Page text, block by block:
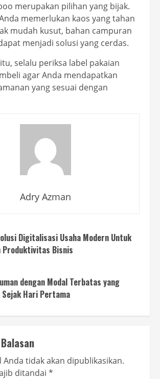
merupakan pilihan yang bijak.
memerlukan kaos yang tahan
mudah kusut, bahan campuran
menjadi solusi yang cerdas.
selalu periksa label pakaian
agar Anda mendapatkan
yang sesuai dengan
Adry Azman
Digitalisasi Usaha Modern Untuk
Produktivitas Bisnis
dengan Modal Terbatas yang
Hari Pertama
Anda tidak akan dipublikasikan.
ditandai *